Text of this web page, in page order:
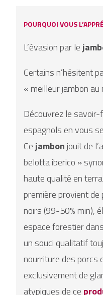
POURQUOI VOUS
L’évasion par le
Certains n’hésitent
« meilleur jambon au
Découvrez le
espagnols en vous
Cejambonjouit de
belotta iberico »
haute qualité en
première provient
noirs (99-50% min),
espace forestier
un souci qualitatif
nourriture des porcs
exclusivement de
atypiques de ce